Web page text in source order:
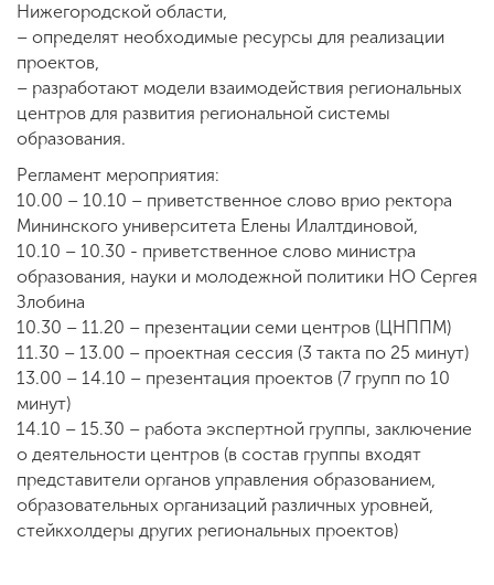
Нижегородской области,
– определят необходимые ресурсы для реализации
проектов,
– разработают модели взаимодействия региональных
центров для развития региональной системы
образования.
Регламент мероприятия:
10.00 – 10.10 – приветственное слово врио ректора
Мининского университета Елены Илалтдиновой,
10.10 – 10.30 - приветственное слово министра
образования, науки и молодежной политики НО Сергея
Злобина
10.30 – 11.20 – презентации семи центров (ЦНППМ)
11.30 – 13.00 – проектная сессия (3 такта по 25 минут)
13.00 – 14.10 – презентация проектов (7 групп по 10
минут)
14.10 – 15.30 – работа экспертной группы, заключение
о деятельности центров (в состав группы входят
представители органов управления образованием,
образовательных организаций различных уровней,
стейкхолдеры других региональных проектов)